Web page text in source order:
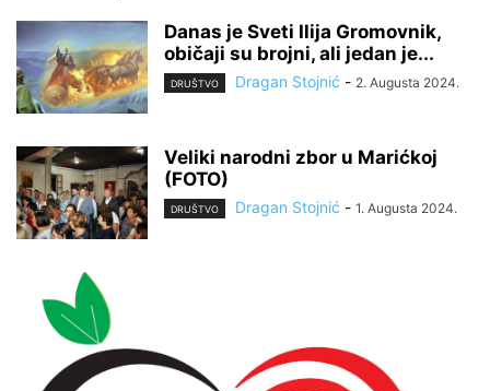
Danas je Sveti Ilija Gromovnik,
običaji su brojni, ali jedan je...
DRUŠTVO Dragan Stojnić - 2. Augusta 2024.
Veliki narodni zbor u Marićkoj
(FOTO)
DRUŠTVO Dragan Stojnić - 1. Augusta 2024.